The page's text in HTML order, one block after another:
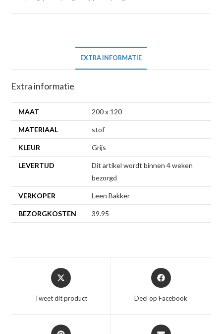
EXTRA INFORMATIE
Extra informatie
MAAT 200 x 120
MATERIAAL stof
KLEUR Grijs
LEVERTIJD
Dit artikel wordt binnen 4 weken
bezorgd
VERKOPER Leen Bakker
BEZORGKOSTEN 39.95
Opent
in
nieuw
Tweet dit product
Opent
in
nieuw
Deel op Facebook
Opent
Opent